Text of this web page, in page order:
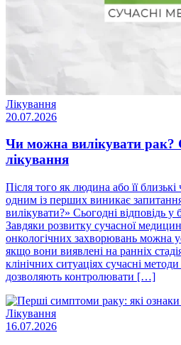
Лікування
20.07.2026
Чи можна вилікувати рак?
лікування
Після того як людина або її
одним із перших виникає
вилікувати?» Сьогодні відповідь
Завдяки розвитку сучасної
онкологічних захворювань можна
якщо вони виявлені на ранніх
клінічних ситуаціях сучасні
дозволяють контролювати […]
Лікування
16.07.2026